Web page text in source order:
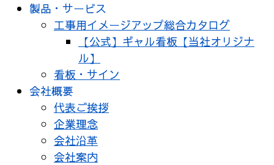
製品・サービス
工事用イメージアップ総合カタログ
【公式】ギャル看板【当社オリジナ
ル】
看板・サイン
会社概要
代表ご挨拶
企業理念
会社沿革
会社案内